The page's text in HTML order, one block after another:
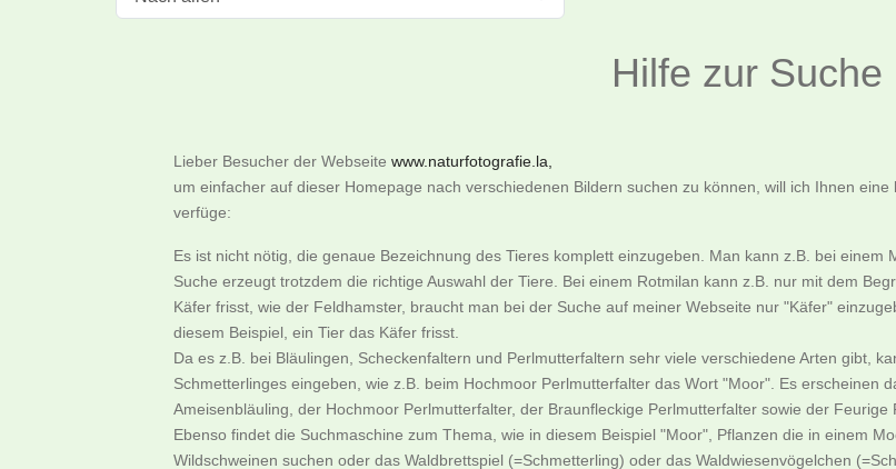
Hilfe zur Suche
Lieber Besucher der Webseite www.naturfotografie.la,
um einfacher auf dieser Homepage nach verschiedenen Bildern suchen zu können, will ich Ihnen
verfüge:
Es ist nicht nötig, die genaue Bezeichnung des Tieres komplett einzugeben. Man kann z.B. bei
Suche erzeugt trotzdem die richtige Auswahl der Tiere. Bei einem Rotmilan kann z.B. nur mit dem
Käfer frisst, wie der Feldhamster, braucht man bei der Suche auf meiner Webseite nur "Käfer"
diesem Beispiel, ein Tier das Käfer frisst.
Da es z.B. bei Bläulingen, Scheckenfaltern und Perlmutterfaltern sehr viele verschiedene Arten gibt,
Schmetterlinges eingeben, wie z.B. beim Hochmoor Perlmutterfalter das Wort "Moor". Es erscheinen
Ameisenbläuling, der Hochmoor Perlmutterfalter, der Braunfleckige Perlmutterfalter sowie der Feurige
Ebenso findet die Suchmaschine zum Thema, wie in diesem Beispiel "Moor", Pflanzen die in einem
Wildschweinen suchen oder das Waldbrettspiel (=Schmetterling) oder das Waldwiesenvögelchen